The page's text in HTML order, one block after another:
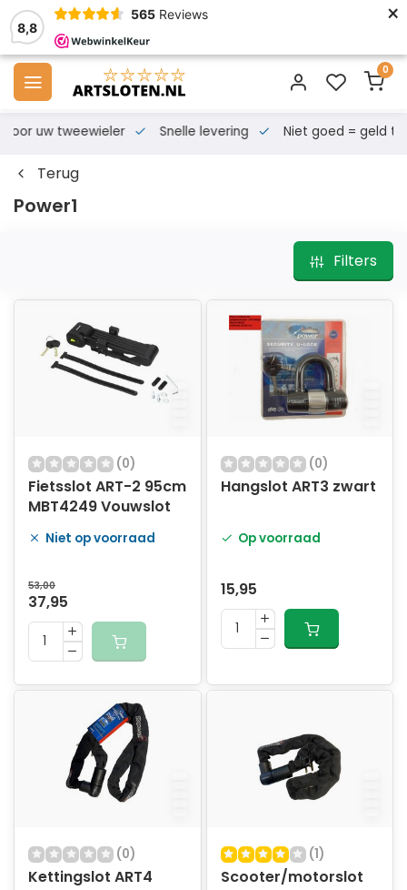
8,8
565 Reviews ×
0
voor uw tweewieler Snelle levering Niet goed = geld
Terug
Power1
Filters
(0)
Fietsslot ART-2 95cm
MBT4249 Vouwslot
Niet op voorraad
53,00
37,95
(0)
Hangslot ART3 zwart
Op voorraad
15,95
(0)
Kettingslot ART4
(1)
Scooter/motorslot